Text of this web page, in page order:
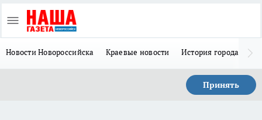
Новости Новороссийска Краевые новости История города Н
Принять